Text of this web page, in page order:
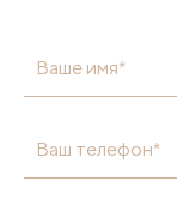
Ваше имя*
Ваш телефон*